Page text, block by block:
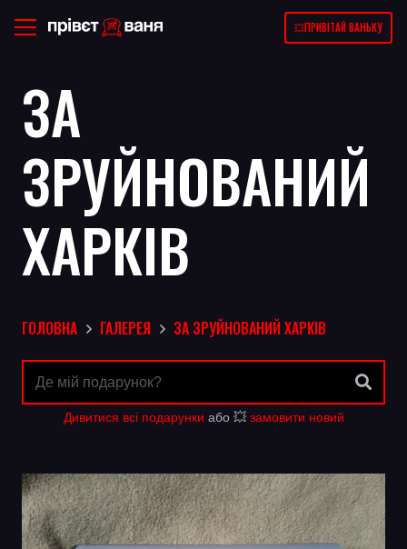
💥ПРИВІТАЙ ВАНЬКУ
ЗА
ЗРУЙНОВАНИЙ
ХАРКІВ
ГОЛОВНА ГАЛЕРЕЯ ЗА ЗРУЙНОВАНИЙ ХАРКІВ
Дивитися всі подарунки або 💥замовити новий